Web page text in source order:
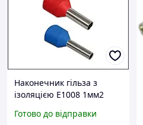
Наконечник гільза з
ізоляцією Е1008 1мм2
Готово до відправки